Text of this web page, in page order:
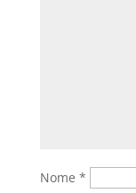
Nome *